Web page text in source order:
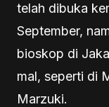
telah dibuka
September,
bioskop di
mal, seperti di
Marzuki.